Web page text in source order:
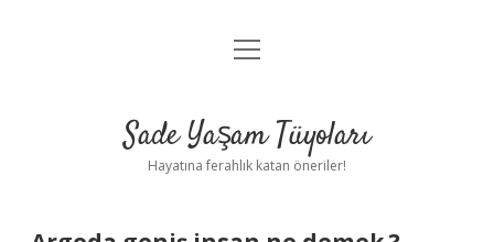
Anasayfa
Yasal Uyarı
menüyü
Sade Yaşam Tüyoları
Hayatına ferahlık katan öneriler!